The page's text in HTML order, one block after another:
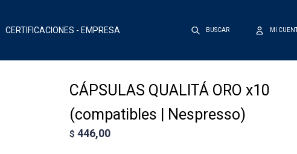
CERTIFICACIONES - EMPRESA
CÁPSULAS QUALITÁ ORO x10
(compatibles | Nespresso)
$ 446,00